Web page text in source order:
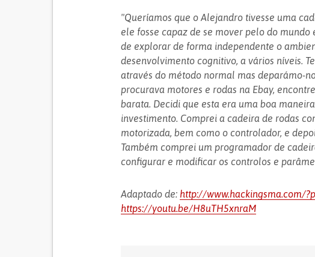
"Queríamos que o Alejandro tivesse uma
ele fosse capaz de se mover pelo do
de explorar de forma independente o
desenvolvimento cognitivo, a vários níveis.
através do método normal mas deparámo-
procurava motores e rodas na Ebay,
barata. Decidi que esta era uma boa
investimento. Comprei a cadeira de rodas
motorizada, bem como o controlador, e
Também comprei um programador de
configurar e modificar os controlos e
Adaptado de: http://www.hackingsma.com/
https://youtu.be/H8uTH5xnraM